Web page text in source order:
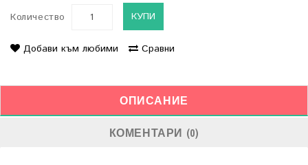
Количество КУПИ
Добави към любими Сравни
ОПИСАНИЕ
КОМЕНТАРИ (0)